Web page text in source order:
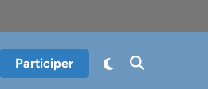
Participer